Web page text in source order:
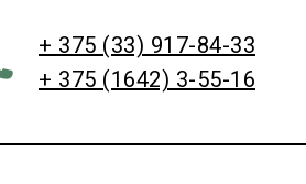
+ 375 (33) 917-84-33
+ 375 (1642) 3-55-16